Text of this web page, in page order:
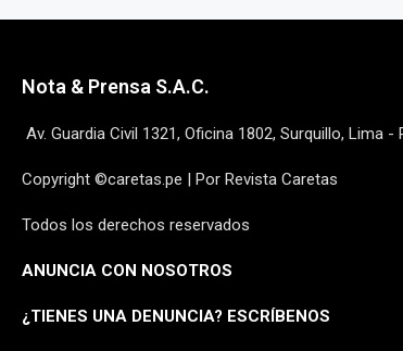
Nota & Prensa S.A.C.
Av. Guardia Civil 1321, Oficina 1802, Surquillo, Lima -
Copyright ©caretas.pe | Por Revista Caretas
Todos los derechos reservados
ANUNCIA CON NOSOTROS
¿TIENES UNA DENUNCIA? ESCRÍBENOS